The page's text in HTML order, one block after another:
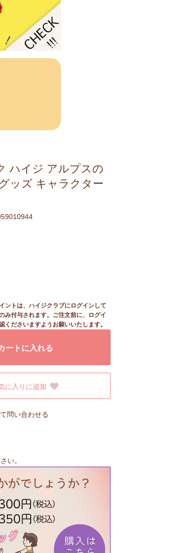
ハイジ アルプスの
ッズ キャラクター
ントは、ハイジクラブにログインして
み付与されます。ご注文前に、ログイ
くださいますようお願いいたします。
ートに入れる
に入りに追加
問い合わせる
い。